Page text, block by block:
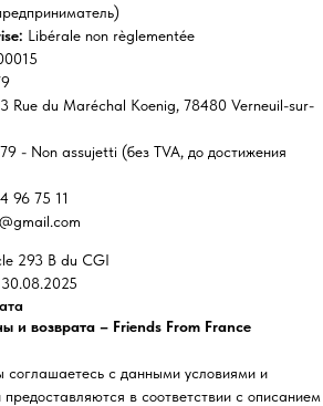
Libérale non règlementée
Rue du Maréchal Koenig, 78480 Verneuil-sur-
- Non assujetti (без TVA, до достижения
96 75 11
293 B du CGI
30.08.2025
и возврата – Friends From France
соглашаетесь с данными условиями и
предоставляются в соответствии с описанием